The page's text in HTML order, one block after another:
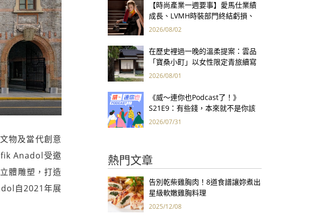
物及當代創意
Anadol受邀
體雕塑，打造
自2021年展
【時尚產業一週要事】愛馬仕業績
成長、LVMH時裝部門終結虧損、
Kering轉型策略初現成效、Prada
2026/08/02
在歷史裡過一晚的溫柔提案：雲品
「寶桑小町」以女性限定青旅續寫
台東老屋記憶
2026/08/01
《威～連你也Podcast了！》
S21E9：有些錢，本來就不是你該
賺的——讀《一個投機者的告白》
2026/07/31
熱門文章
告別乾柴雞胸肉！8道食譜讓妳煮出
星級軟嫩雞胸料理
2025/12/08